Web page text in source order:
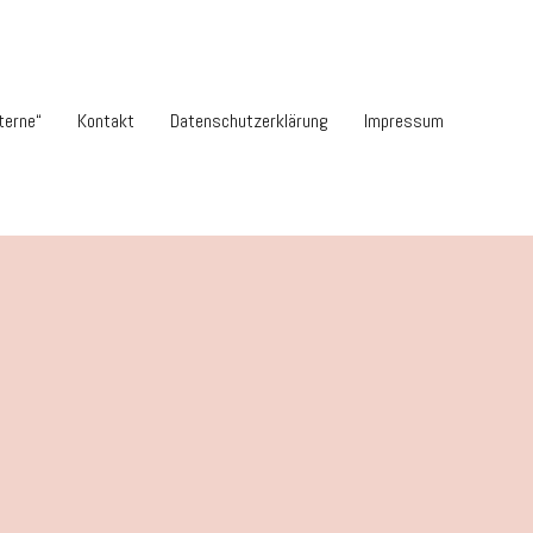
Kontakt Datenschutzerklärung Impressum